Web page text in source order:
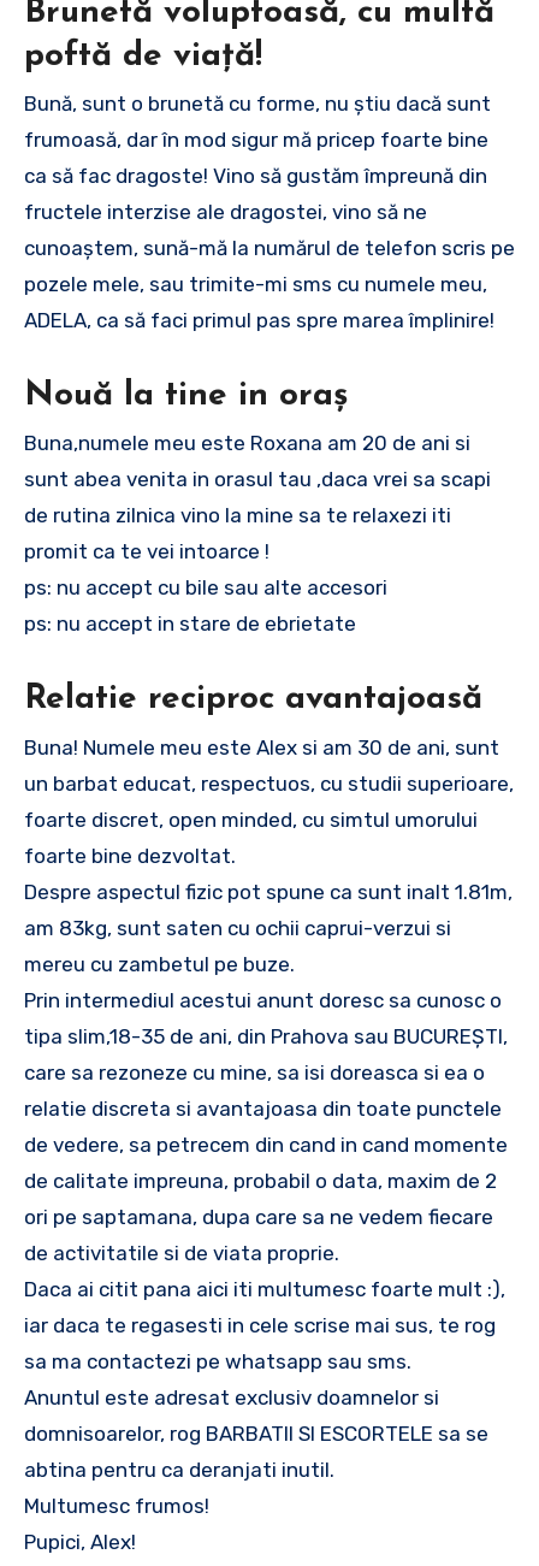
Brunetă voluptoasă, cu multă
poftă de viață!
Bună, sunt o brunetă cu forme, nu știu dacă sunt
frumoasă, dar în mod sigur mă pricep foarte bine
ca să fac dragoste! Vino să gustăm împreună din
fructele interzise ale dragostei, vino să ne
cunoaștem, sună-mă la numărul de telefon scris pe
pozele mele, sau trimite-mi sms cu numele meu,
ADELA, ca să faci primul pas spre marea împlinire!
Nouă la tine in oraș
Buna,numele meu este Roxana am 20 de ani si
sunt abea venita in orasul tau ,daca vrei sa scapi
de rutina zilnica vino la mine sa te relaxezi iti
promit ca te vei intoarce !
ps: nu accept cu bile sau alte accesori
ps: nu accept in stare de ebrietate
Relatie reciproc avantajoasă
Buna! Numele meu este Alex si am 30 de ani, sunt
un barbat educat, respectuos, cu studii superioare,
foarte discret, open minded, cu simtul umorului
foarte bine dezvoltat.
Despre aspectul fizic pot spune ca sunt inalt 1.81m,
am 83kg, sunt saten cu ochii caprui-verzui si
mereu cu zambetul pe buze.
Prin intermediul acestui anunt doresc sa cunosc o
tipa slim,18-35 de ani, din Prahova sau BUCUREȘTI,
care sa rezoneze cu mine, sa isi doreasca si ea o
relatie discreta si avantajoasa din toate punctele
de vedere, sa petrecem din cand in cand momente
de calitate impreuna, probabil o data, maxim de 2
ori pe saptamana, dupa care sa ne vedem fiecare
de activitatile si de viata proprie.
Daca ai citit pana aici iti multumesc foarte mult :),
iar daca te regasesti in cele scrise mai sus, te rog
sa ma contactezi pe whatsapp sau sms.
Anuntul este adresat exclusiv doamnelor si
domnisoarelor, rog BARBATII SI ESCORTELE sa se
abtina pentru ca deranjati inutil.
Multumesc frumos!
Pupici, Alex!